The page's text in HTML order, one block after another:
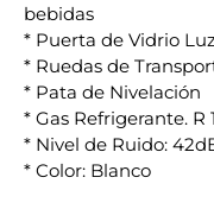
bebidas
* Puerta de Vidrio
* Ruedas de
* Pata de Nivelación
* Gas Refrigerante. R
* Nivel de Ruido:
* Color: Blanco